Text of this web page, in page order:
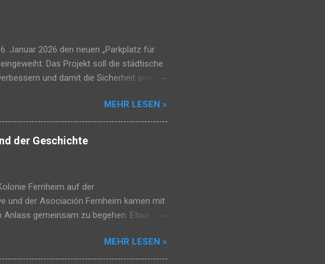
Januar 2026 den neuen „Parkplatz für
Das Projekt soll die städtische
und damit die Sicherheit sowie
Bild an der Einfahrt Filadelfias dadurch
für Großfahrzeuge genutzt und
Petropar Sur. Die Übergabe erfolgte
und der Kooperative Fernheim,
übernimmt das Grundstück, sorgt
MEHR LESEN »
der Geschichte
Fernheim auf der
und der Asociación Fernheim kamen mit
gemeinsam zu begehen. Etwa
sorgte die Blaskapelle, die mit fröhlichen
seinen Klappstuhl mitzubringen,
MEHR LESEN »